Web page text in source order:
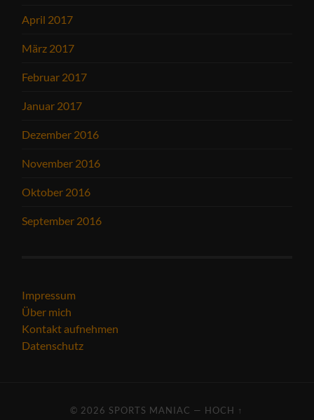
April 2017
März 2017
Februar 2017
Januar 2017
Dezember 2016
November 2016
Oktober 2016
September 2016
Impressum
Über mich
Kontakt aufnehmen
Datenschutz
© 2026 SPORTS MANIAC — HOCH ↑